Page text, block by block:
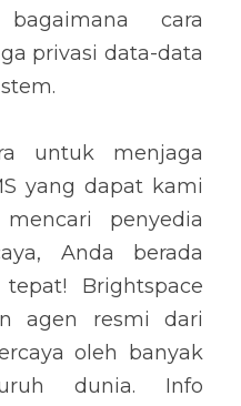
cara
privasi data-data
untuk menjaga
yang dapat kami
penyedia
Anda berada
Brightspace
agen resmi dari
oleh banyak
dunia. Info